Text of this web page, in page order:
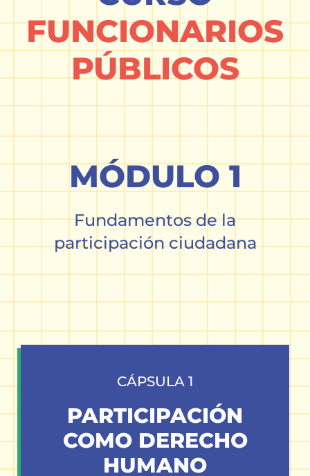
FUNCIONARIOS
PÚBLICOS
MÓDULO 1
Fundamentos de la
participación ciudadana
CÁPSULA 1
PARTICIPACIÓN
COMO DERECHO
HUMANO